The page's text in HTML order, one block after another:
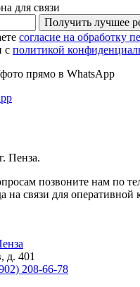
для связи
Получить лучшее
согласие на обработку
с политикой
прямо в WhatsApp
Пенза.
позвоните нам по
на связи для оперативной
д. 401
208-66-78